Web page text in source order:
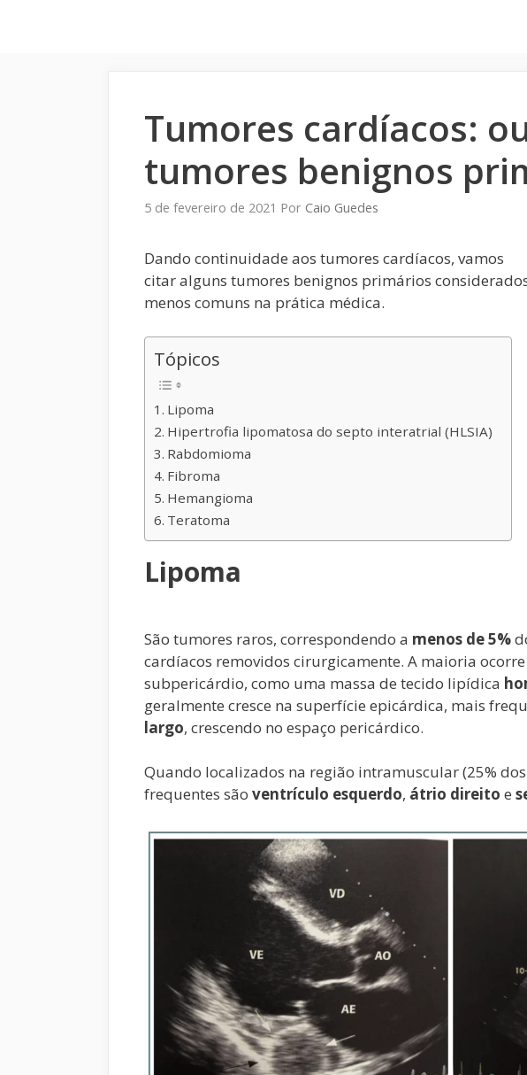
Tumores cardíacos:
tumores benignos
5 de fevereiro de 2021 Por Caio Guedes
Dando continuidade aos tumores cardíacos, vamos
citar alguns tumores benignos primários
menos comuns na prática médica.
Tópicos
Lipoma
Hipertrofia lipomatosa do septo interatrial (HLSIA)
Rabdomioma
Fibroma
Hemangioma
Teratoma
Lipoma
São tumores raros, correspondendo a menos de 5%
cardíacos removidos cirurgicamente. A maioria
subpericárdio, como uma massa de tecido lipídica
geralmente cresce na superfície epicárdica, mais
largo, crescendo no espaço pericárdico.
Quando localizados na região intramuscular (25%
frequentes são ventrículo esquerdo, átrio direito e